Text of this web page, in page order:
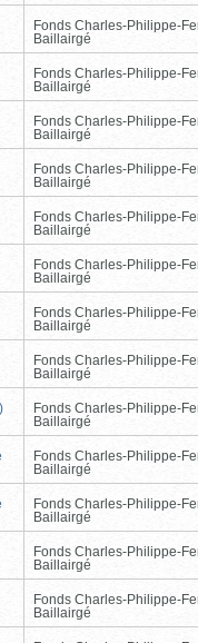
Fonds Charles-Philippe-
Baillairgé
Fonds Charles-Philippe-
Baillairgé
Fonds Charles-Philippe-
Baillairgé
Fonds Charles-Philippe-
Baillairgé
Fonds Charles-Philippe-
Baillairgé
Fonds Charles-Philippe-
Baillairgé
Fonds Charles-Philippe-
Baillairgé
Fonds Charles-Philippe-
Baillairgé
Fonds Charles-Philippe-
Baillairgé
Fonds Charles-Philippe-
Baillairgé
Fonds Charles-Philippe-
Baillairgé
Fonds Charles-Philippe-
Baillairgé
Fonds Charles-Philippe-
Baillairgé